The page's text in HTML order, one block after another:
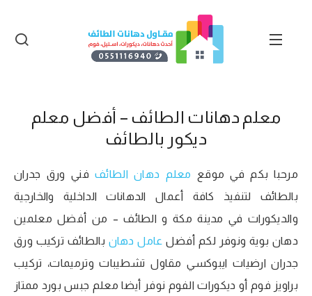
معلم دهانات الطائف – أفضل معلم
ديكور بالطائف
مرحبا بكم في موقع معلم دهان الطائففني ورق جدران
بالطائف لتنفيذ كافة أعمال الدهانات الداخلية والخارجية
والديكورات في مدينة مكة و الطائف – من أفضل معلمين
دهان بوية ونوفر لكم أفضل عامل دهان بالطائف تركيب ورق
جدران ارضيات ايبوكسي مقاول تشطيبات وترميمات، تركيب
براويز فوم أو ديكورات الفوم نوفر أيضا معلم جبس بورد ممتاز